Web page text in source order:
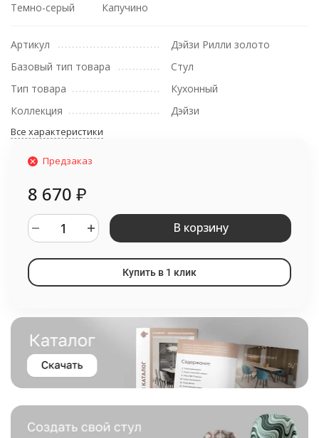
Темно-серый
Капучино
Артикул
Дэйзи Рилли золото
Базовый тип товара
Стул
Тип товара
Кухонный
Коллекция
Дэйзи
Все характеристики
Предзаказ
8 670 ₽
В корзину
Купить в 1 клик